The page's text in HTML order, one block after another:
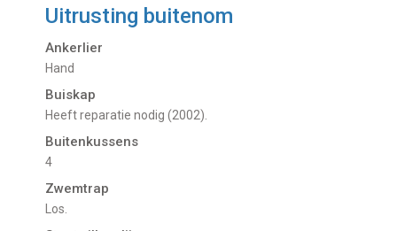
Uitrusting buitenom
Ankerlier
Hand
Buiskap
Heeft reparatie nodig (2002).
Buitenkussens
4
Zwemtrap
Los.